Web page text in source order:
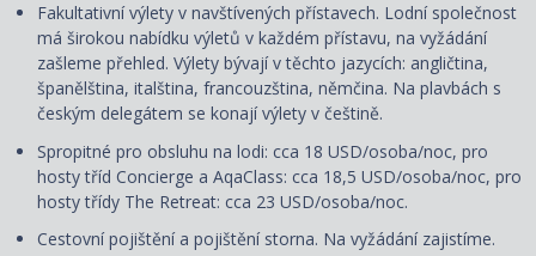
Fakultativní výlety v navštívených přístavech. Lodní společnost
má širokou nabídku výletů v každém přístavu, na vyžádání
zašleme přehled. Výlety bývají v těchto jazycích: angličtina,
španělština, italština, francouzština, němčina. Na plavbách s
českým delegátem se konají výlety v češtině.
Spropitné pro obsluhu na lodi: cca 18 USD/osoba/noc, pro
hosty tříd Concierge a AqaClass: cca 18,5 USD/osoba/noc, pro
hosty třídy The Retreat: cca 23 USD/osoba/noc.
Cestovní pojištění a pojištění storna. Na vyžádání zajistíme.